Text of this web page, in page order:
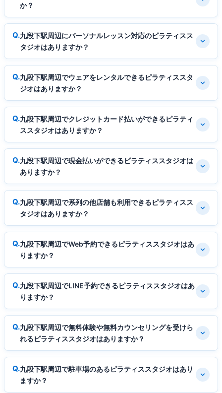
か？
九段下駅周辺にパーソナルレッスン対応のピラティスス
タジオはありますか？
九段下駅周辺でウェアをレンタルできるピラティススタ
ジオはありますか？
九段下駅周辺でクレジットカード払いができるピラティ
ススタジオはありますか？
九段下駅周辺で現金払いができるピラティススタジオは
ありますか？
九段下駅周辺で系列の他店舗も利用できるピラティスス
タジオはありますか？
九段下駅周辺でWeb予約できるピラティススタジオはあ
りますか？
九段下駅周辺でLINE予約できるピラティススタジオはあ
りますか？
九段下駅周辺で無料体験や無料カウンセリングを受けら
れるピラティススタジオはありますか？
九段下駅周辺で駐車場のあるピラティススタジオはあり
ますか？